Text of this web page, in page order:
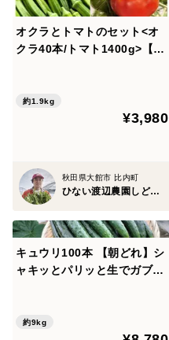
オクラとトマトのセット<オ
クラ40本/トマト1400g>【朝
約1.9kg
¥3,980
秋田県大館市 比内町
ひない渡辺農園しどけ村
キュウリ100本 【朝どれ】シ
ャキッとパリッと生でガブッ
約9kg